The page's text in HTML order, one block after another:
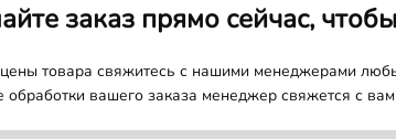
заказ прямо сейчас,
товара свяжитесь с нашими менеджерами
обработки вашего заказа менеджер свяжется с